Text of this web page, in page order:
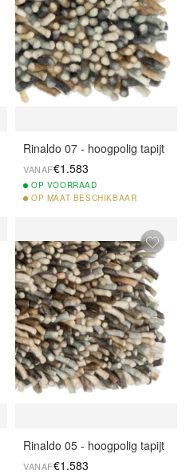
Rinaldo 07 - hoogpolig tapijt
VANAF€1.583
OP VOORRAAD
OP MAAT BESCHIKBAAR
Rinaldo 05 - hoogpolig tapijt
VANAF€1.583